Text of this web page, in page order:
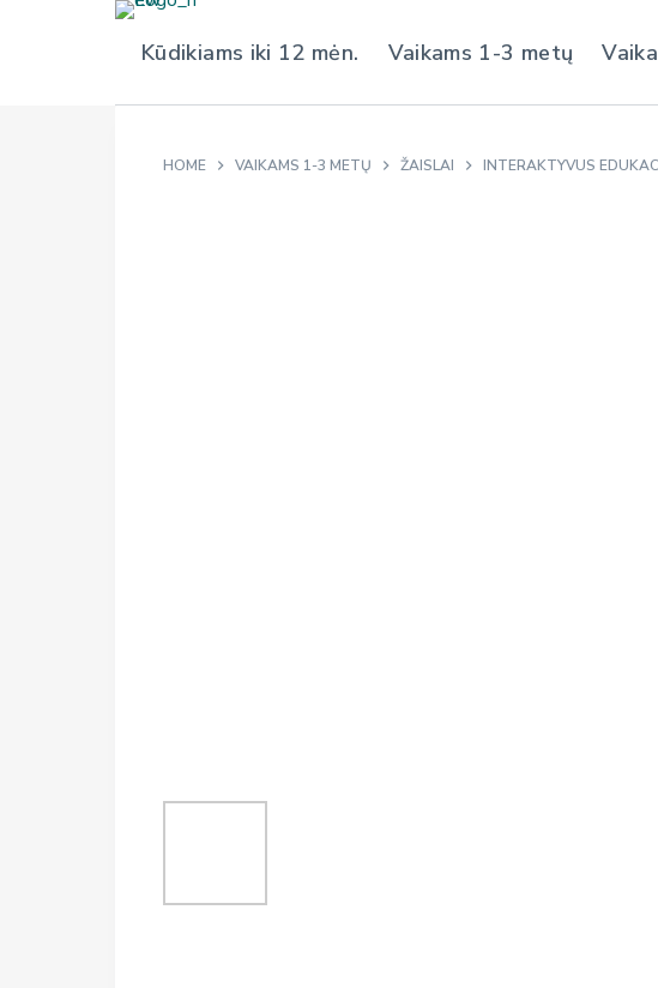
Kūdikiams iki 12 mėn. Vaikams 1-3 metų
HOME VAIKAMS 1-3 METŲ ŽAISLAI INTERAKTYVUS